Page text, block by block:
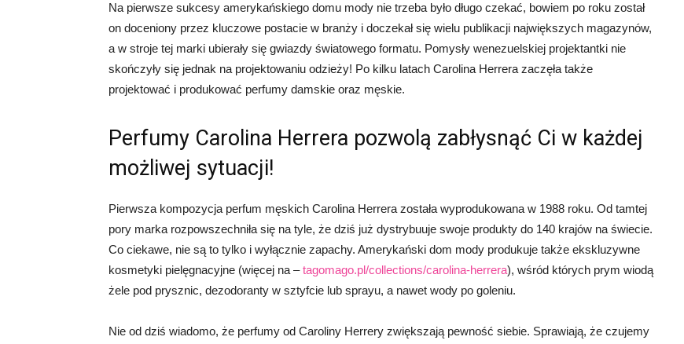
Na pierwsze sukcesy amerykańskiego domu mody nie trzeba było długo czekać, bowiem po roku został
on doceniony przez kluczowe postacie w branży i doczekał się wielu publikacji największych magazynów,
a w stroje tej marki ubierały się gwiazdy światowego formatu. Pomysły wenezuelskiej projektantki nie
skończyły się jednak na projektowaniu odzieży! Po kilku latach Carolina Herrera zaczęła także
projektować i produkować perfumy damskie oraz męskie.
Perfumy Carolina Herrera pozwolą zabłysnąć Ci w każdej
możliwej sytuacji!
Pierwsza kompozycja perfum męskich Carolina Herrera została wyprodukowana w 1988 roku. Od tamtej
pory marka rozpowszechniła się na tyle, że dziś już dystrybuuje swoje produkty do 140 krajów na świecie.
Co ciekawe, nie są to tylko i wyłącznie zapachy. Amerykański dom mody produkuje także ekskluzywne
kosmetyki pielęgnacyjne (więcej na –tagomago.pl/collections/carolina-herrera), wśród których prym wiodą
żele pod prysznic, dezodoranty w sztyfcie lub sprayu, a nawet wody po goleniu.
Nie od dziś wiadomo, że perfumy od Caroliny Herrery zwiększają pewność siebie. Sprawiają, że czujemy